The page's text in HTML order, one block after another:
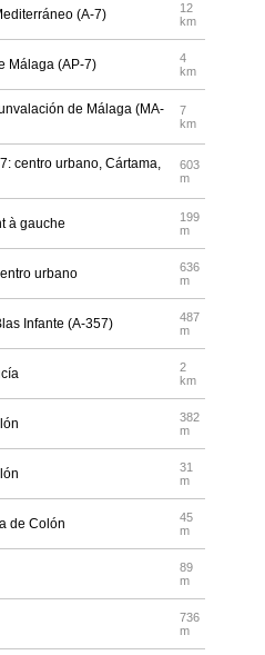
(A-7)
12
km
Málaga (AP-7)
4
km
de Málaga (MA-
7
km
centro urbano, Cártama,
603
m
à gauche
199
m
urbano
636
m
Infante (A-357)
487
m
2
km
382
m
31
m
de Colón
45
m
89
m
736
m